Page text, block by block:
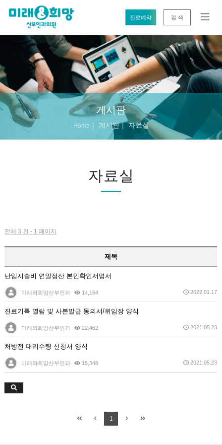
진료예약 검 색
게시판
Home 게시판 자료실
자료실
전체 3 건 - 1 페이지
제목
난임시술비 연말정산 본인확인서명서
미래와희망산부인과 14,164 2022.01.17
진료기록 열람 및 사본발급 동의서/위임장 양식
미래와희망산부인과 22,462 2021.05.23
처방전 대리수령 신청서 양식
미래와희망산부인과 15,348 2021.05.23
1